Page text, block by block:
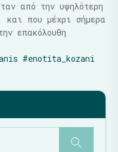
από την υψηλότερη
και που μέχρι σήμερα
επακόλουθη
#enotita_kozani